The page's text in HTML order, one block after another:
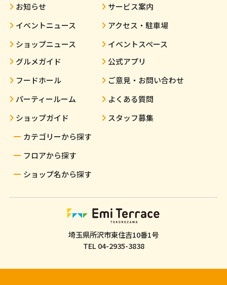
お知らせ
イベントニュース
ショップニュース
グルメガイド
フードホール
パーティールーム
ショップガイド
カテゴリーから探す
フロアから探す
ショップ名から探す
サービス案内
アクセス・駐車場
イベントスペース
公式アプリ
ご意見・お問い合わせ
よくある質問
スタッフ募集
埼玉県所沢市東住吉10番1号
TEL 04-2935-3838